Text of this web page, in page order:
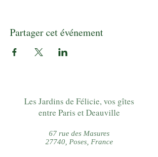
Partager cet événement
Les Jardins de Félicie, vos gîtes
entre Paris et Deauville
67 rue des Masures
27740, Poses, France